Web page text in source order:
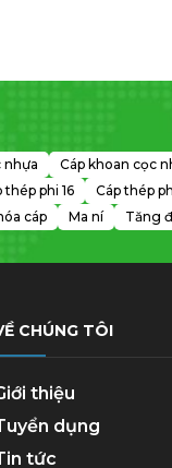
nhựa Cáp khoan cọc
thép phi 16 Cáp thép
cáp Ma ní Tăng
CHÚNG TÔI
thiệu
dụng
tức